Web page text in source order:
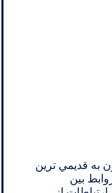
به قديمي ترين
بين